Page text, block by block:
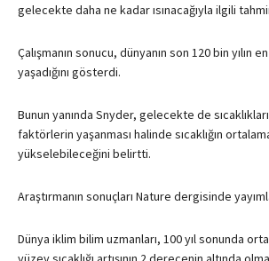
gelecekte daha ne kadar ısınacağıyla ilgili
Çalışmanın sonucu, dünyanın son 120 bin yılın
yaşadığını gösterdi.
Bunun yanında Snyder, gelecekte de
faktörlerin yaşanması halinde sıcaklığın
yükselebileceğini belirtti.
Araştırmanın sonuçları Nature dergisinde
Dünya iklim bilim uzmanları, 100 yıl sonunda